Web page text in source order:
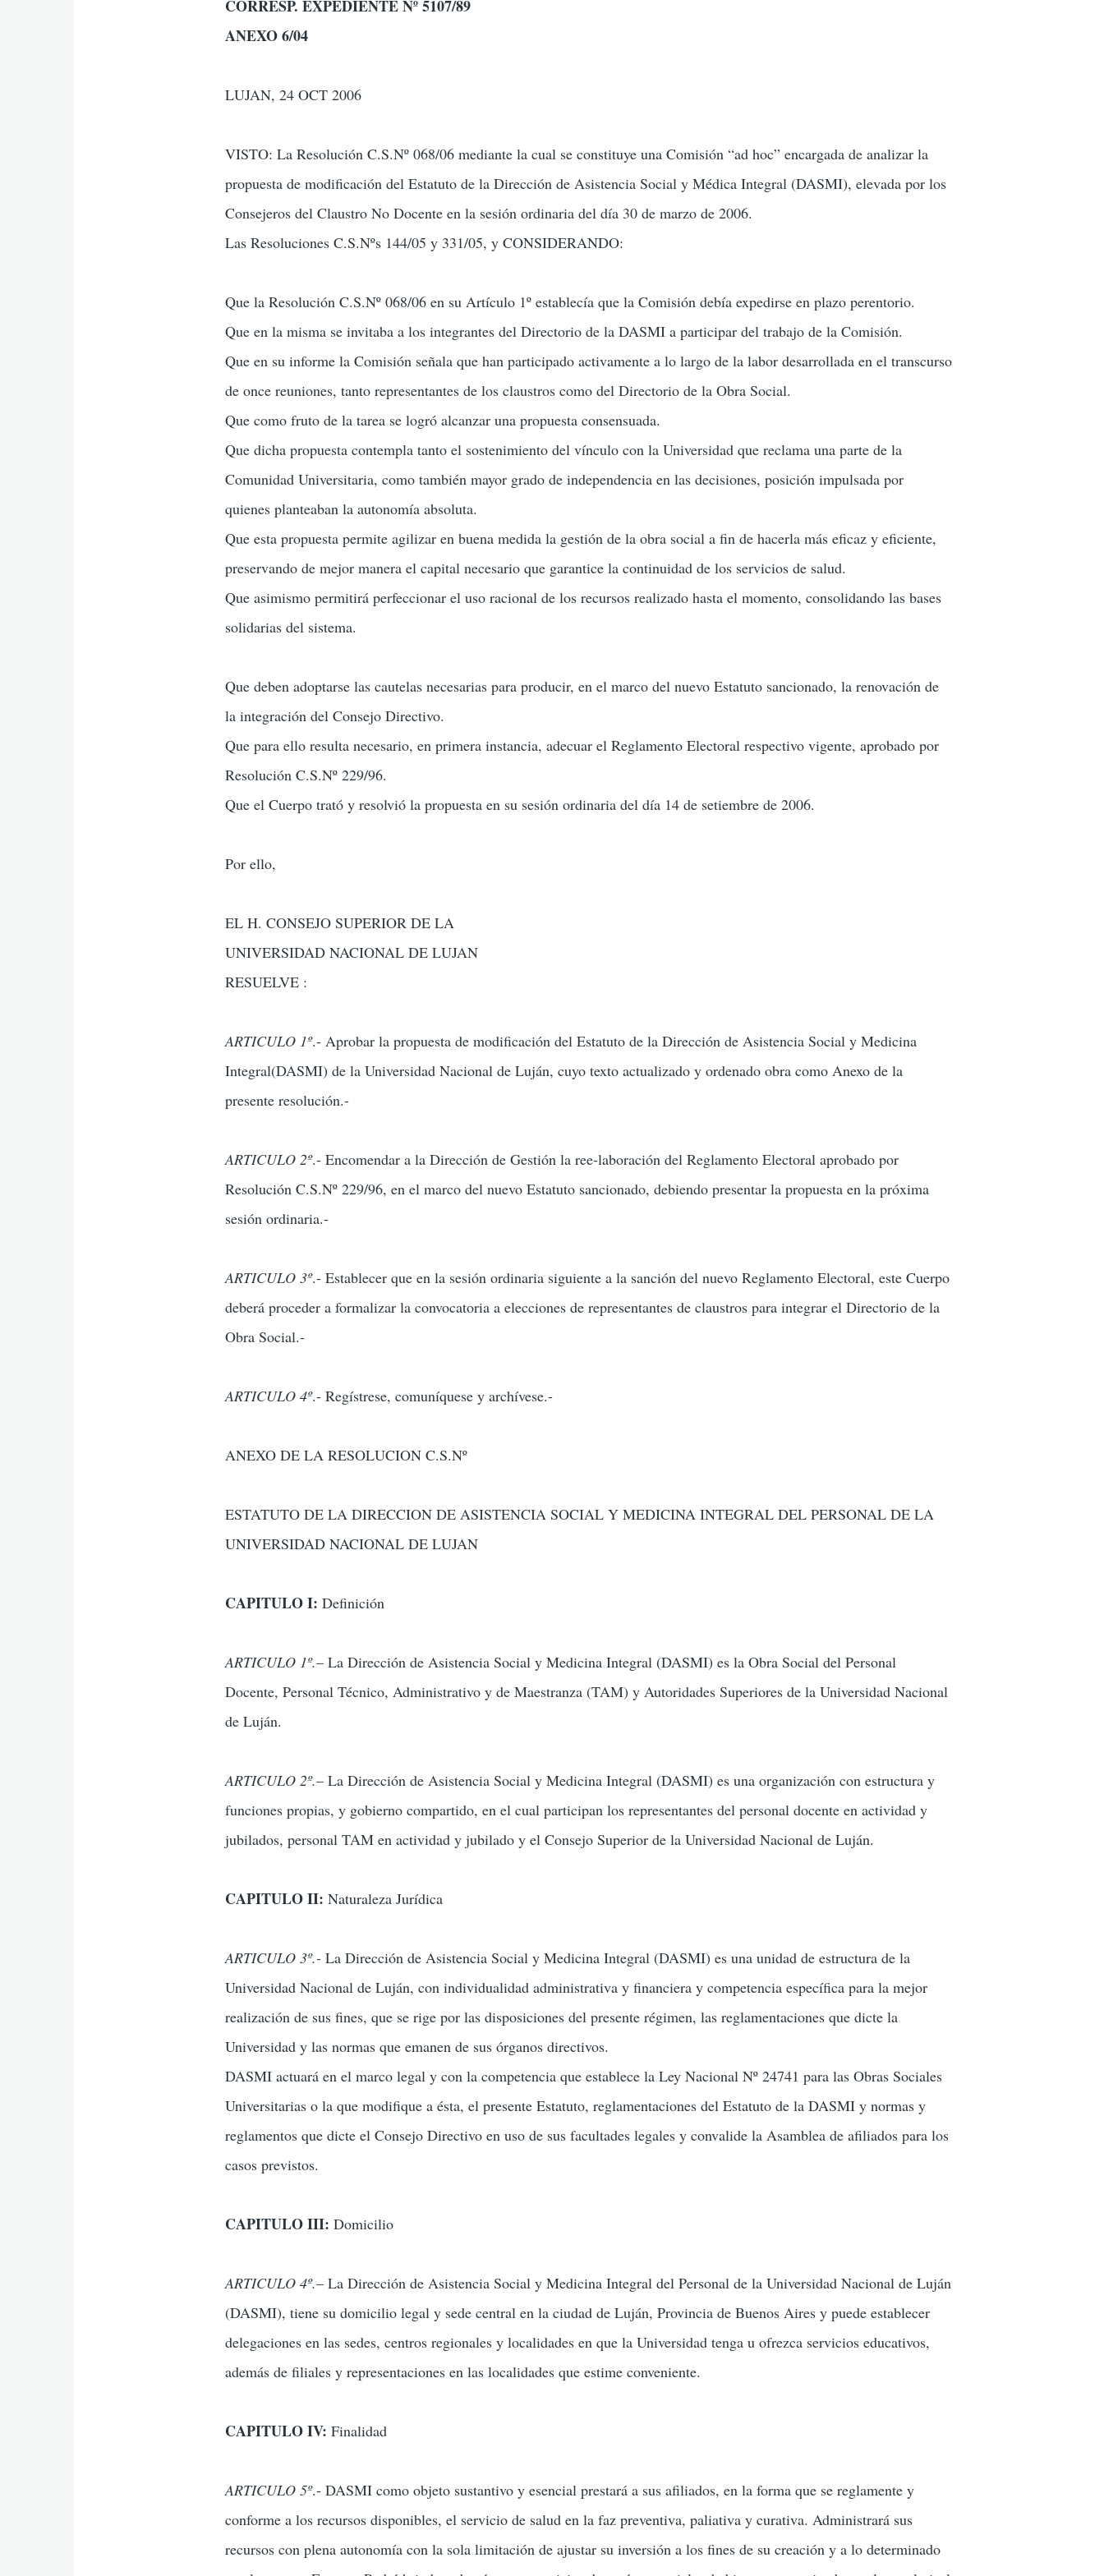
navegación
CORRESP. EXPEDIENTE Nº 5107/89
ANEXO 6/04
LUJAN, 24 OCT 2006
VISTO: La Resolución C.S.Nº 068/06 mediante la cual se constituye una Comisión “ad hoc” encargada de analizar la
propuesta de modificación del Estatuto de la Dirección de Asistencia Social y Médica Integral (DASMI), elevada por los
Consejeros del Claustro No Docente en la sesión ordinaria del día 30 de marzo de 2006.
Las Resoluciones C.S.Nºs 144/05 y 331/05, y CONSIDERANDO:
Que la Resolución C.S.Nº 068/06 en su Artículo 1º establecía que la Comisión debía expedirse en plazo perentorio.
Que en la misma se invitaba a los integrantes del Directorio de la DASMI a participar del trabajo de la Comisión.
Que en su informe la Comisión señala que han participado activamente a lo largo de la labor desarrollada en el transcurso
de once reuniones, tanto representantes de los claustros como del Directorio de la Obra Social.
Que como fruto de la tarea se logró alcanzar una propuesta consensuada.
Que dicha propuesta contempla tanto el sostenimiento del vínculo con la Universidad que reclama una parte de la
Comunidad Universitaria, como también mayor grado de independencia en las decisiones, posición impulsada por
quienes planteaban la autonomía absoluta.
Que esta propuesta permite agilizar en buena medida la gestión de la obra social a fin de hacerla más eficaz y eficiente,
preservando de mejor manera el capital necesario que garantice la continuidad de los servicios de salud.
Que asimismo permitirá perfeccionar el uso racional de los recursos realizado hasta el momento, consolidando las bases
solidarias del sistema.
Que deben adoptarse las cautelas necesarias para producir, en el marco del nuevo Estatuto sancionado, la renovación de
la integración del Consejo Directivo.
Que para ello resulta necesario, en primera instancia, adecuar el Reglamento Electoral respectivo vigente, aprobado por
Resolución C.S.Nº 229/96.
Que el Cuerpo trató y resolvió la propuesta en su sesión ordinaria del día 14 de setiembre de 2006.
Por ello,
EL H. CONSEJO SUPERIOR DE LA
UNIVERSIDAD NACIONAL DE LUJAN
RESUELVE :
ARTICULO 1º.- Aprobar la propuesta de modificación del Estatuto de la Dirección de Asistencia Social y Medicina
Integral(DASMI) de la Universidad Nacional de Luján, cuyo texto actualizado y ordenado obra como Anexo de la
presente resolución.-
ARTICULO 2º.- Encomendar a la Dirección de Gestión la ree-laboración del Reglamento Electoral aprobado por
Resolución C.S.Nº 229/96, en el marco del nuevo Estatuto sancionado, debiendo presentar la propuesta en la próxima
sesión ordinaria.-
ARTICULO 3º.- Establecer que en la sesión ordinaria siguiente a la sanción del nuevo Reglamento Electoral, este Cuerpo
deberá proceder a formalizar la convocatoria a elecciones de representantes de claustros para integrar el Directorio de la
Obra Social.-
ARTICULO 4º.- Regístrese, comuníquese y archívese.-
ANEXO DE LA RESOLUCION C.S.Nº
ESTATUTO DE LA DIRECCION DE ASISTENCIA SOCIAL Y MEDICINA INTEGRAL DEL PERSONAL DE LA
UNIVERSIDAD NACIONAL DE LUJAN
CAPITULO I:Definición
ARTICULO 1º.– La Dirección de Asistencia Social y Medicina Integral (DASMI) es la Obra Social del Personal
Docente, Personal Técnico, Administrativo y de Maestranza (TAM) y Autoridades Superiores de la Universidad Nacional
de Luján.
ARTICULO 2º.– La Dirección de Asistencia Social y Medicina Integral (DASMI) es una organización con estructura y
funciones propias, y gobierno compartido, en el cual participan los representantes del personal docente en actividad y
jubilados, personal TAM en actividad y jubilado y el Consejo Superior de la Universidad Nacional de Luján.
CAPITULO II: Naturaleza Jurídica
ARTICULO 3º.- La Dirección de Asistencia Social y Medicina Integral (DASMI) es una unidad de estructura de la
Universidad Nacional de Luján, con individualidad administrativa y financiera y competencia específica para la mejor
realización de sus fines, que se rige por las disposiciones del presente régimen, las reglamentaciones que dicte la
Universidad y las normas que emanen de sus órganos directivos.
DASMI actuará en el marco legal y con la competencia que establece la Ley Nacional Nº 24741 para las Obras Sociales
Universitarias o la que modifique a ésta, el presente Estatuto, reglamentaciones del Estatuto de la DASMI y normas y
reglamentos que dicte el Consejo Directivo en uso de sus facultades legales y convalide la Asamblea de afiliados para los
casos previstos.
CAPITULO III: Domicilio
ARTICULO 4º.– La Dirección de Asistencia Social y Medicina Integral del Personal de la Universidad Nacional de Luján
(DASMI), tiene su domicilio legal y sede central en la ciudad de Luján, Provincia de Buenos Aires y puede establecer
delegaciones en las sedes, centros regionales y localidades en que la Universidad tenga u ofrezca servicios educativos,
además de filiales y representaciones en las localidades que estime conveniente.
CAPITULO IV: Finalidad
ARTICULO 5º.- DASMI como objeto sustantivo y esencial prestará a sus afiliados, en la forma que se reglamente y
conforme a los recursos disponibles, el servicio de salud en la faz preventiva, paliativa y curativa. Administrará sus
recursos con plena autonomía con la sola limitación de ajustar su inversión a los fines de su creación y a lo determinado